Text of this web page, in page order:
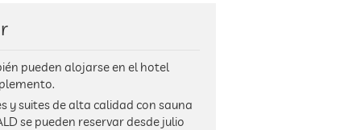
pueden alojarse en el hotel
y suites de alta calidad con sauna
se pueden reservar desde julio